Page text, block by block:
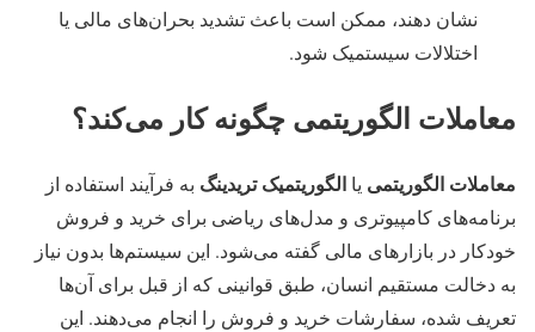
نشان دهند، ممکن است باعث تشدید بحران‌های مالی یا
اختلالات سیستمیک شود.
معاملات الگوریتمی چگونه کار می‌کند؟
معاملات الگوریتمی یا الگوریتمیک تریدینگ به فرآیند استفاده از
برنامه‌های کامپیوتری و مدل‌های ریاضی برای خرید و فروش
خودکار در بازارهای مالی گفته می‌شود. این سیستم‌ها بدون نیاز
به دخالت مستقیم انسان، طبق قوانینی که از قبل برای آن‌ها
تعریف شده، سفارشات خرید و فروش را انجام می‌دهند. این